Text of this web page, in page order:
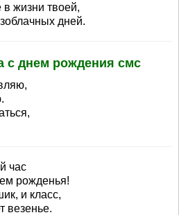
в жизни твоей,
дней.
с днем рождения смс
час
рожденья!
и класс,
везенье.